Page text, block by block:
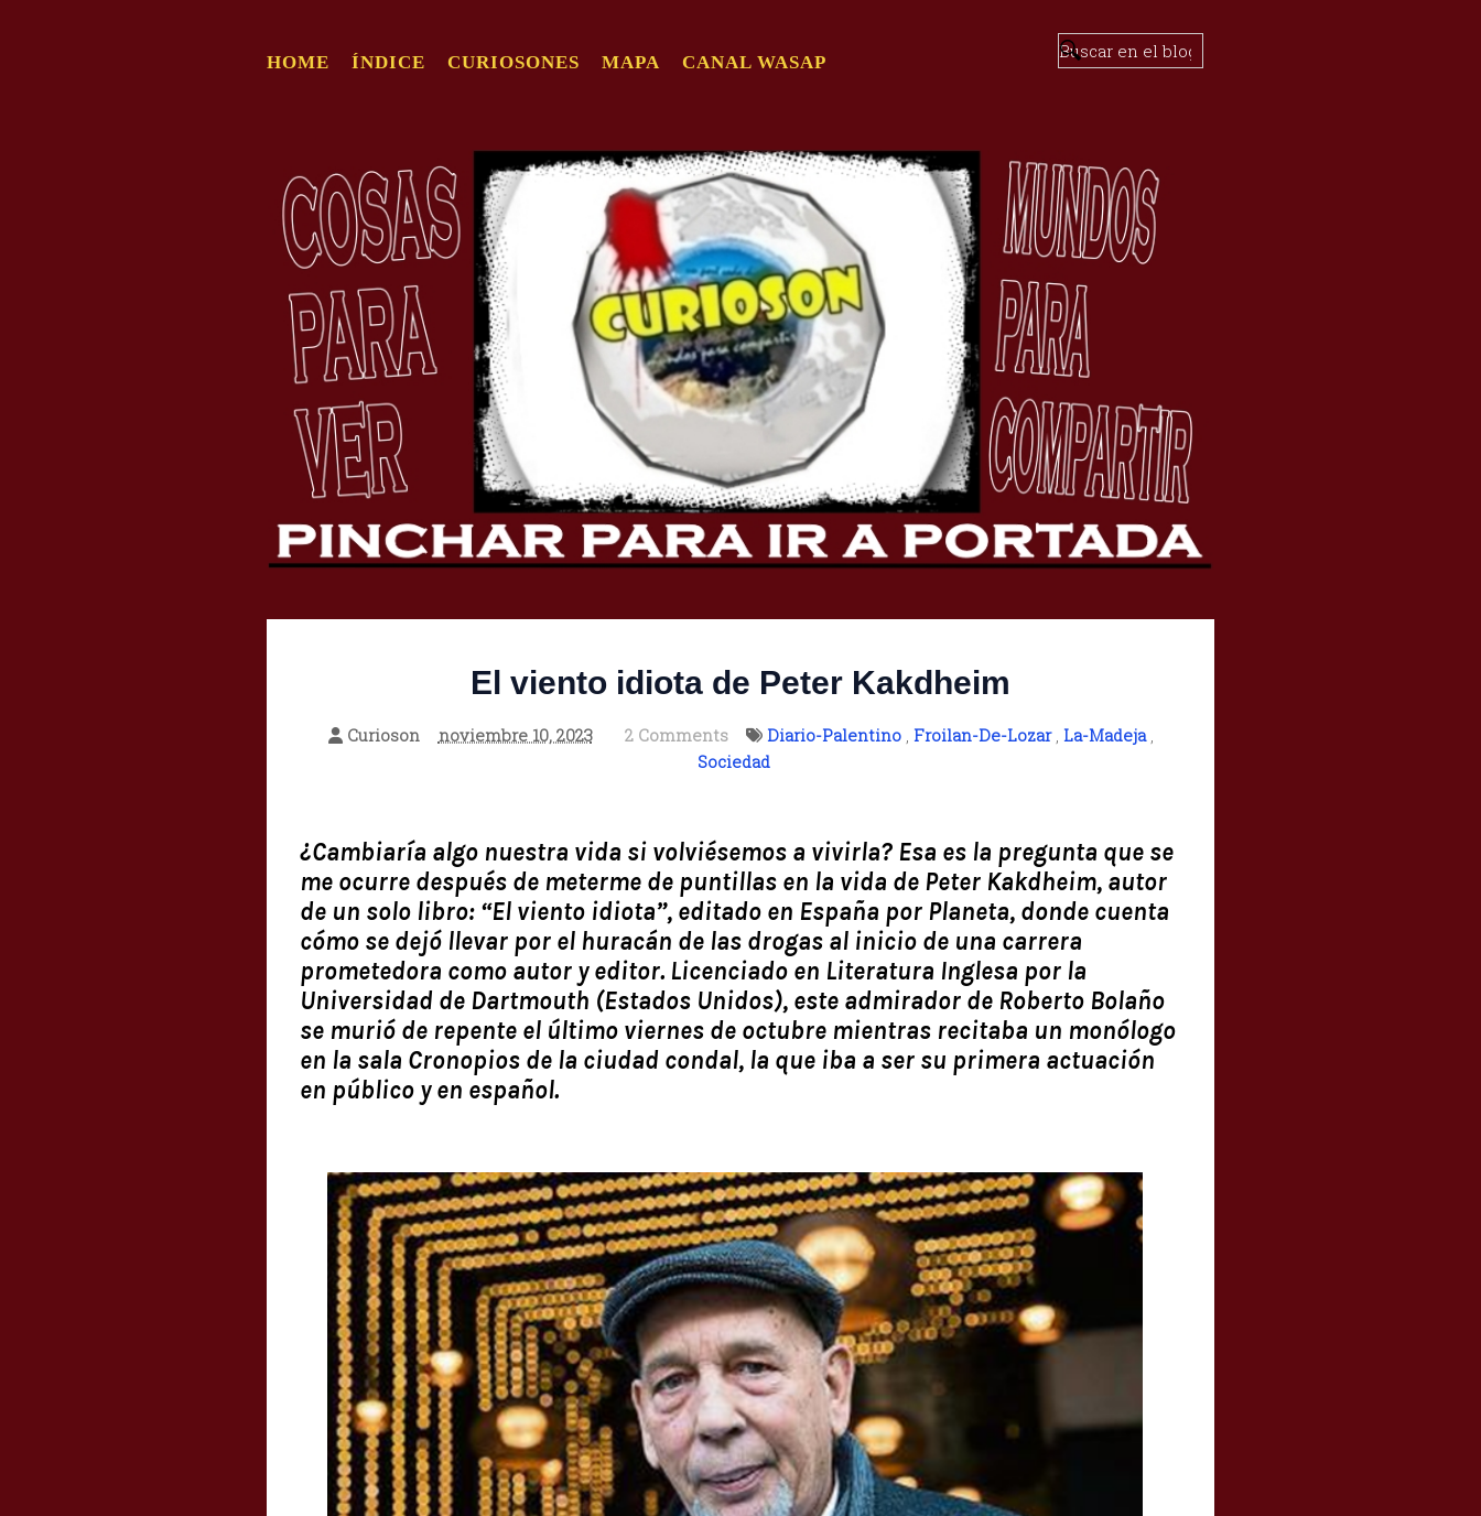
HOME ÍNDICE CURIOSONES MAPA CANAL WASAP
El viento idiota de Peter Kakdheim
Curioson noviembre 10, 2023 2 Comments Diario-Palentino, Froilan-De-Lozar, La-Madeja,
Sociedad
¿Cambiaría algo nuestra vida si volviésemos a vivirla? Esa es la pregunta que se
me ocurre después de meterme de puntillas en la vida de Peter Kakdheim, autor
de un solo libro: “El viento idiota”, editado en España por Planeta, donde cuenta
cómo se dejó llevar por el huracán de las drogas al inicio de una carrera
prometedora como autor y editor. Licenciado en Literatura Inglesa por la
Universidad de Dartmouth (Estados Unidos), este admirador de Roberto Bolaño
se murió de repente el último viernes de octubre mientras recitaba un monólogo
en la sala Cronopios de la ciudad condal, la que iba a ser su primera actuación
en público y en español.